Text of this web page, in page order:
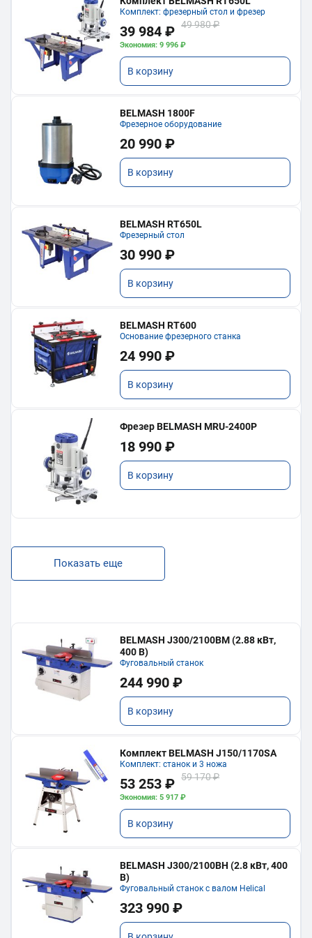
Комплект: фрезерный стол и фрезер
39 984 ₽ 49 980 ₽
Экономия: 9 996 ₽
В корзину
BELMASH 1800F
Фрезерное оборудование
20 990 ₽
В корзину
BELMASH RT650L
Фрезерный стол
30 990 ₽
В корзину
BELMASH RT600
Основание фрезерного станка
24 990 ₽
В корзину
Фрезер BELMASH MRU-2400P
18 990 ₽
В корзину
Показать еще
BELMASH J300/2100ВМ (2.88 кВт,
400 В)
Фуговальный станок
244 990 ₽
В корзину
Комплект BELMASH J150/1170SA
Комплект: станок и 3 ножа
53 253 ₽ 59 170 ₽
Экономия: 5 917 ₽
В корзину
BELMASH J300/2100ВH (2.8 кВт, 400
В)
Фуговальный станок с валом Helical
323 990 ₽